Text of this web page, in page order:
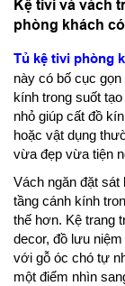
Kệ tivi và vách
phòng khách
Tủ kệ tivi phòng
này có bố cục
kính trong suốt
nhỏ giúp cất đồ
hoặc vật dụng
vừa đẹp vừa tiện
Vách ngăn đặt sát
tầng cánh kính
thế hơn. Kệ trang
decor, đồ lưu
với gỗ óc chó tự
một điểm nhìn